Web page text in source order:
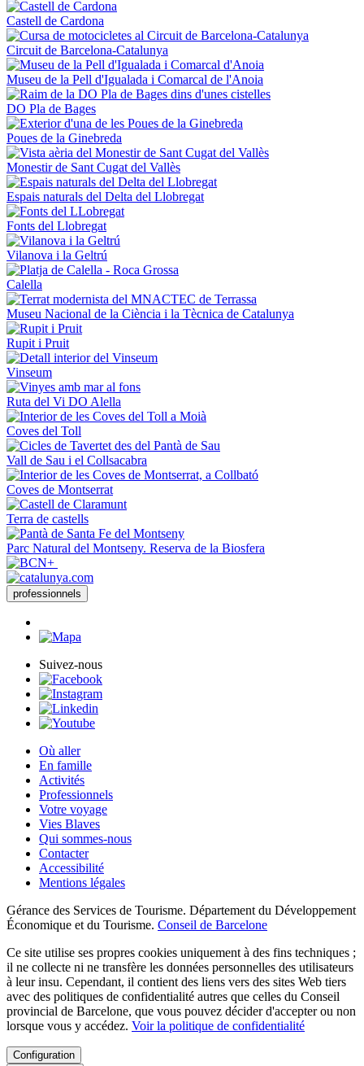
Castell de Cardona
Circuit de Barcelona-Catalunya
Museu de la Pell d'Igualada i Comarcal de l'Anoia
DO Pla de Bages
Poues de la Ginebreda
Monestir de Sant Cugat del Vallès
Espais naturals del Delta del Llobregat
Fonts del Llobregat
Vilanova i la Geltrú
Calella
Museu Nacional de la Ciència i la Tècnica de Catalunya
Rupit i Pruit
Vinseum
Ruta del Vi DO Alella
Coves del Toll
Vall de Sau i el Collsacabra
Coves de Montserrat
Terra de castells
Parc Natural del Montseny. Reserva de la Biosfera
professionnels
Suivez-nous
Où aller
En famille
Activités
Professionnels
Votre voyage
Vies Blaves
Qui sommes-nous
Contacter
Accessibilité
Mentions légales
Gérance des Services de Tourisme. Département du Développement
Économique et du Tourisme. Conseil de Barcelone
Ce site utilise ses propres cookies uniquement à des fins techniques ;
il ne collecte ni ne transfère les données personnelles des utilisateurs
à leur insu. Cependant, il contient des liens vers des sites Web tiers
avec des politiques de confidentialité autres que celles du Conseil
provincial de Barcelone, que vous pouvez décider d'accepter ou non
lorsque vous y accédez. Voir la politique de confidentialité
Configuration